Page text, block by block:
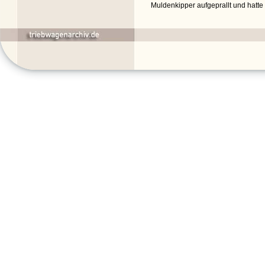
Muldenkipper aufgeprallt und